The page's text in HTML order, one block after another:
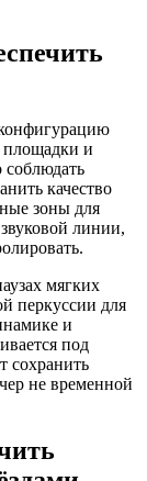
площадки и
качество
зоны для
линии,
мягких
перкуссии для
и
под
сохранить
не временной